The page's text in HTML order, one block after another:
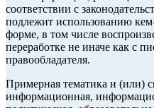
соответствии с
подлежит использованию
форме, в том числе
переработке не иначе как с
правообладателя.
Примерная тематика и (или)
информационная,